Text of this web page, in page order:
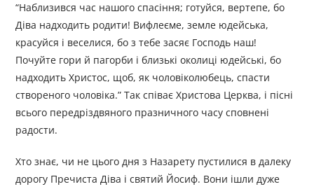
“Наблизився час нашого спасіння; готуйся, вертепе, бо
Діва надходить родити! Вифлеєме, земле юдейська,
красуйся і веселися, бо з тебе засяє Господь наш!
Почуйте гори й пагорби і близькі околиці юдейські, бо
надходить Христос, щоб, як чоловіколюбець, спасти
створеного чоловіка.” Так співає Христова Церква, і пісні
всього передріздвяного празничного часу сповнені
радости.
Хто знає, чи не цього дня з Назарету пустилися в далеку
дорогу Пречиста Діва і святий Йосиф. Вони ішли дуже